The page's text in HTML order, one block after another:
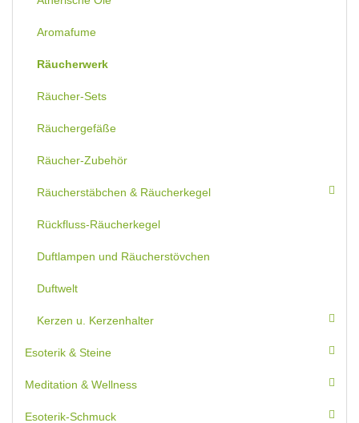
Aromafume
Räucherwerk
Räucher-Sets
Räuchergefäße
Räucher-Zubehör
Räucherstäbchen & Räucherkegel
Rückfluss-Räucherkegel
Duftlampen und Räucherstövchen
Duftwelt
Kerzen u. Kerzenhalter
Esoterik & Steine
Meditation & Wellness
Esoterik-Schmuck